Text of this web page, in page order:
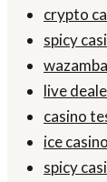
crypto
spicy
live
casino
ice
spicy